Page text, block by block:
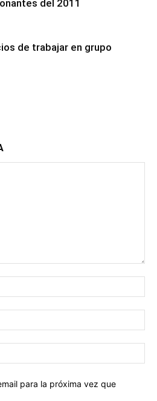
del 2011
de trabajar en grupo
para la próxima vez que